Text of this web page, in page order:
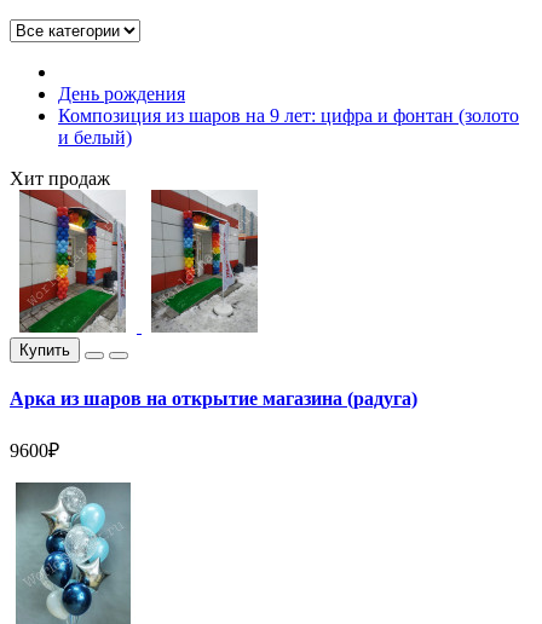
День рождения
Композиция из шаров на 9 лет: цифра и фонтан (золото
и белый)
Хит продаж
Купить
Арка из шаров на открытие магазина (радуга)
9600₽